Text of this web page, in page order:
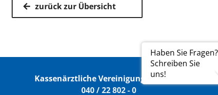
Haben Sie Fragen?
Schreiben Sie
uns!
zurück zur Übersicht
Kassenärztliche Vereinigung Hamburg
040 / 22 802 - 0